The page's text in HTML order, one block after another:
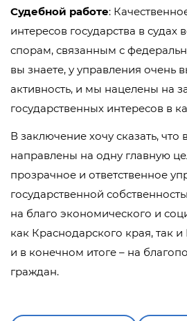
Судебной работе:
интересов государства в судах
спорам, связанным с
вы знаете, у управления очень
активность, и мы нацелены на
государственных интересов в
В заключение хочу сказать, что
направлены на одну главную
прозрачное и ответственное
государственной
на благо экономического и
как Краснодарского края, так
и в конечном итоге – на
граждан.